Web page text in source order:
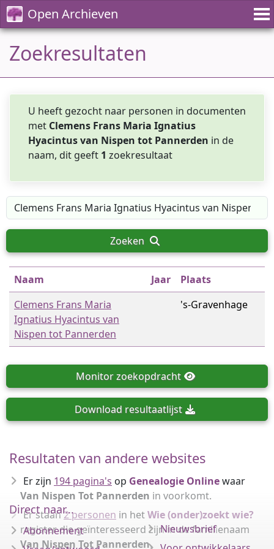
Open Archieven
Zoekresultaten
U heeft gezocht naar personen in documenten
met Clemens Frans Maria Ignatius
Hyacintus van Nispen tot Pannerden in de
naam, dit geeft 1 zoekresultaat
Zoeken
Naam Jaar
Plaats
Clemens Frans Maria
Ignatius Hyacintus van
Nispen tot Pannerden
's-Gravenhage
Monitorzoekopdracht
Download resultaatlijst
Resultaten van andere websites
Er zijn 194 pagina's op Genealogie Onlinewaar
Van Nispen Tot Pannerden in voorkomt.
Er staan2 personen in hetWie (onder)zoekt wie?
register die geïnteresseerd zijn in de familienaam
Van Nispen Tot Pannerden.
Direct naar...
Abonnement
Nieuwsbrief